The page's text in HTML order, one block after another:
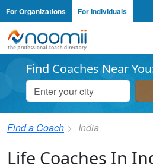
For Organizations For Individuals
Noomii the Professional Coach
Find Coaches Near
Find a Coach India
Life Coaches In